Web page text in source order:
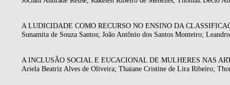
A LUDICIDADE COMO RECURSO NO ENSINO DA
Sunamita de Souza Santos; João Antônio dos Santos Monteiro;
A INCLUSÃO SOCIAL E EUCACIONAL DE MULHERES NAS
Ariela Beatriz Alves de Oliveira; Thaiane Cristine de Lira Ribeiro;